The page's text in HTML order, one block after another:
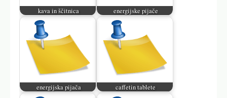
kava in ščitnica energijske pijače
energijska pijača caffetin tablete